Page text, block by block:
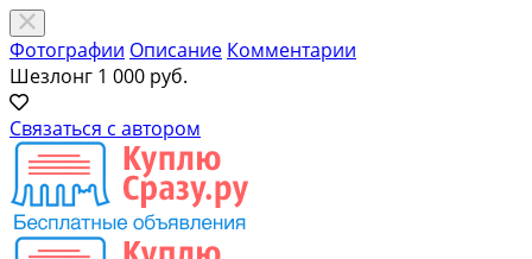
Фотографии Описание Комментарии
Шезлонг 1 000 руб.
Связаться с автором